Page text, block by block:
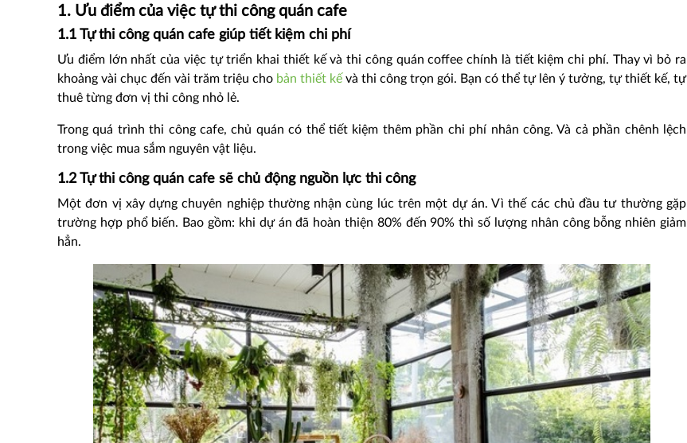
1. Ưu điểm của việc tự thi công quán cafe
1.1 Tự thi công quán cafe giúp tiết kiệm chi phí
Ưu điểm lớn nhất của việc tự triển khai thiết kế và thi công quán coffee chính là tiết kiệm chi phí. Thay vì bỏ ra
khoảng vài chục đến vài trăm triệu cho bản thiết kế và thi công trọn gói. Bạn có thể tự lên ý tưởng, tự thiết kế, tự
thuê từng đơn vị thi công nhỏ lẻ.
Trong quá trình thi công cafe, chủ quán có thể tiết kiệm thêm phần chi phí nhân công. Và cả phần chênh lệch
trong việc mua sắm nguyên vật liệu.
1.2 Tự thi công quán cafe sẽ chủ động nguồn lực thi công
Một đơn vị xây dựng chuyên nghiệp thường nhận cùng lúc trên một dự án. Vì thế các chủ đầu tư thường gặp
trường hợp phổ biến. Bao gồm: khi dự án đã hoàn thiện 80% đến 90% thì số lượng nhân công bỗng nhiên giảm
hẳn.